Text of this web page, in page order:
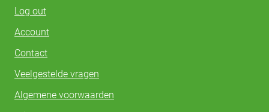
Log out
Account
Contact
Veelgestelde vragen
Algemene voorwaarden